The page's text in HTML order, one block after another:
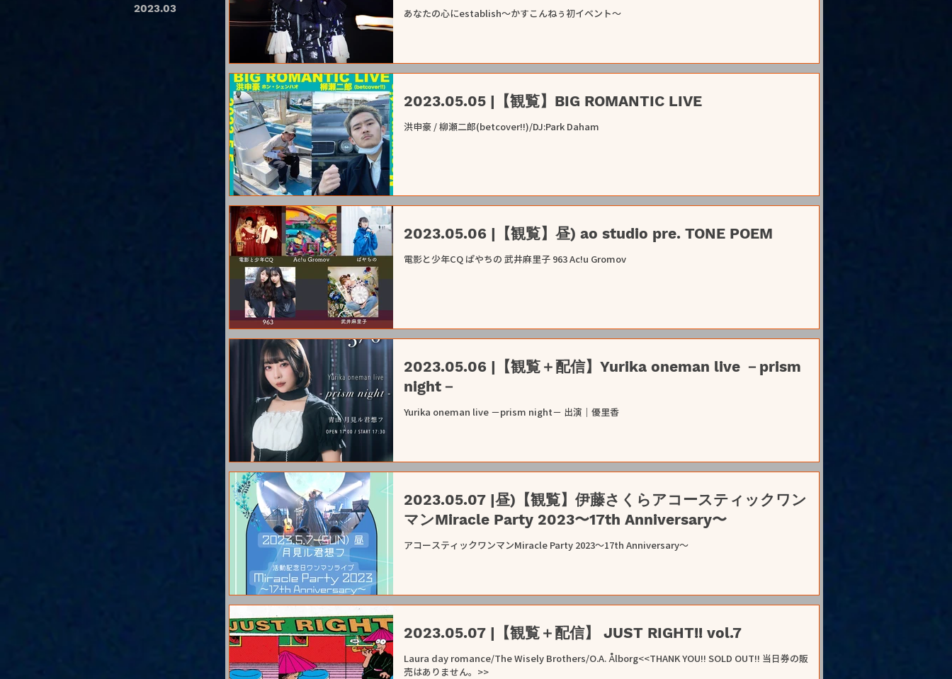
2023.03
あなたの心にestablish〜かすこんねぅ初イベント〜
2023.05.05 |【観覧】BIG ROMANTIC LIVE
洪申豪 / 柳瀬二郎(betcover!!)/DJ:Park Daham
2023.05.06 |【観覧】昼) ao studio pre. TONE POEM
電影と少年CQ ぱやちの 武井麻里子 963 Ac!u Gromov
2023.05.06 |【観覧＋配信】Yurika oneman live －prism
night－
Yurika oneman live －prism night－ 出演｜優里香
2023.05.07 |昼)【観覧】伊藤さくらアコースティックワン
マンMiracle Party 2023〜17th Anniversary〜
アコースティックワンマンMiracle Party 2023〜17th Anniversary〜
2023.05.07 |【観覧＋配信】 JUST RIGHT!! vol.7
Laura day romance/The Wisely Brothers/O.A. Ålborg<<THANK YOU!! SOLD OUT!! 当日券の販
売はありません。>>